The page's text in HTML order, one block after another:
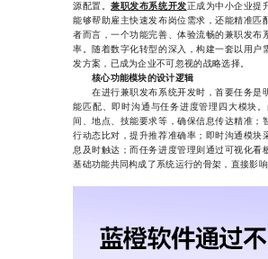
源配置。兼职发布系统开发正成为中小企业提
能够帮助雇主快速发布岗位需求，还能精准
者而言，一个功能完善、体验流畅的兼职发
率。随着数字化转型的深入，构建一套以用
发方案，已成为企业不可忽视的战略选择。
核心功能模块的设计逻辑
在进行兼职发布系统开发时，首要任务是
能匹配、即时沟通与任务进度管理四大模块
间、地点、技能要求等，确保信息传达精准
行动态比对，提升推荐准确率；即时沟通模
息及时触达；而任务进度管理则通过可视化
基础功能共同构成了系统运行的骨架，直接影